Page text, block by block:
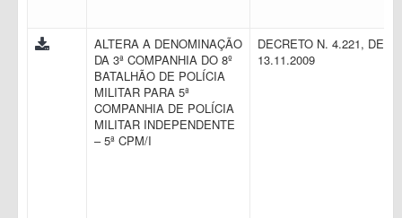
ALTERA A DENOMINAÇÃO
DA 3ª COMPANHIA DO 8º
BATALHÃO DE POLÍCIA
MILITAR PARA 5ª
COMPANHIA DE POLÍCIA
MILITAR INDEPENDENTE
– 5ª CPM/I
DECRETO N. 4.221, DE
13.11.2009